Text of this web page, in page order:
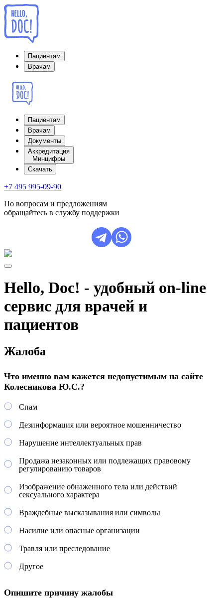
Пациентам
Врачам
Пациентам
Врачам
Документы
Аккредитация
Минцифры
Cкачать
+7 495 995-09-90
По вопросам и предложениям
обращайтесь в службу поддержки
Hello, Doc! - удобный on-line
сервис для врачей и
пациентов
Жалоба
Что именно вам кажется недопустимым на сайте
Колесникова Ю.С.?
Спам
Дезинформация или вероятное мошенничество
Нарушение интеллектуальных прав
Продажа незаконных или подлежащих правовому
регулированию товаров
Изображение обнаженного тела или действий
сексуального характера
Враждебные высказывания или символы
Насилие или опасные организации
Травля или преследование
Другое
Опишите причину жалобы